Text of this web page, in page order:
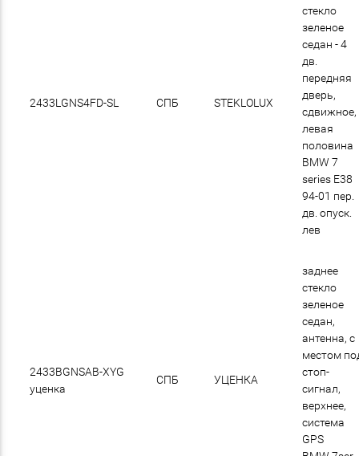
2433LGNS4FD-SL СПБ STEKLOLUX
стекло
зеленое
седан - 4
дв.
передняя
дверь,
сдвижное,
левая
половина
BMW 7
series E38
94-01 пер.
дв. опуск.
лев
2433BGNSAB-ХYG
уценка
СПБ УЦЕНКА
заднее
стекло
зеленое
седан,
антенна, с
местом
стоп-
сигнал,
верхнее,
система
GPS